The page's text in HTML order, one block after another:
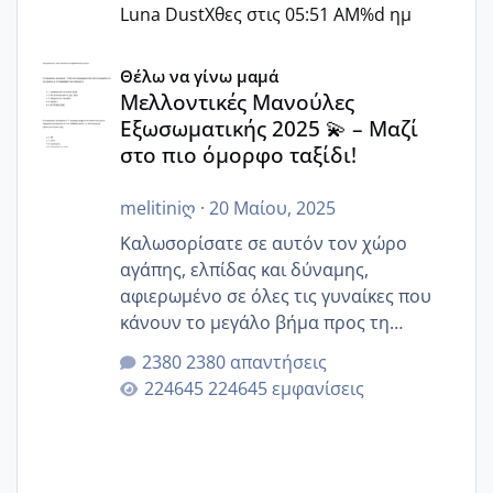
Luna DustΧθες στις 05:51 AM%d ημ
Μελλοντικές Μανούλες Εξωσωματικής 2025 💫 – Μαζί
Θέλω να γίνω μαμά
Μελλοντικές Μανούλες
Εξωσωματικής 2025 💫 – Μαζί
στο πιο όμορφο ταξίδι!
melitiniღ · 20 Μαίου, 2025
Καλωσορίσατε σε αυτόν τον χώρο
αγάπης, ελπίδας και δύναμης,
αφιερωμένο σε όλες τις γυναίκες που
κάνουν το μεγάλο βήμα προς τη
μητρότητα μέσω εξωσωματικής το 2025.
Εδώ θα μοιραστούμε αγωνίες, χαρές,
εμπειρίες και κάθε μικρή ή μεγάλη
2380 απαντήσεις
224645 εμφανίσεις